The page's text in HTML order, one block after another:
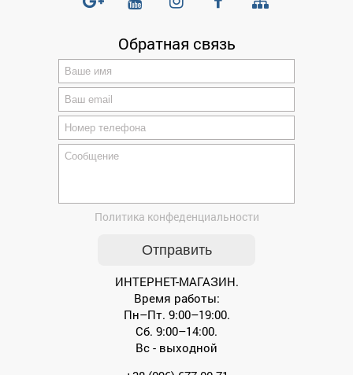
Обратная связь
Политика конфеденциальности
ИНТЕРНЕТ-МАГАЗИН.
Время работы:
Пн–Пт. 9:00–19:00.
Сб. 9:00–14:00.
Вс - выходной